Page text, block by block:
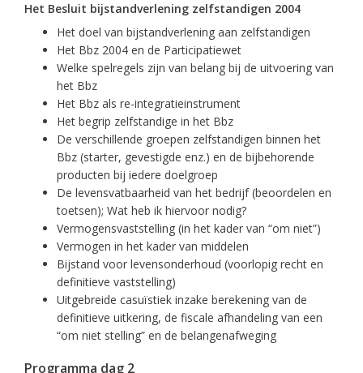
Het Besluit bijstandverlening zelfstandigen 2004
Het doel van bijstandverlening aan zelfstandigen
Het Bbz 2004 en de Participatiewet
Welke spelregels zijn van belang bij de uitvoering van
het Bbz
Het Bbz als re-integratieinstrument
Het begrip zelfstandige in het Bbz
De verschillende groepen zelfstandigen binnen het
Bbz (starter, gevestigde enz.) en de bijbehorende
producten bij iedere doelgroep
De levensvatbaarheid van het bedrijf (beoordelen en
toetsen); Wat heb ik hiervoor nodig?
Vermogensvaststelling (in het kader van “om niet”)
Vermogen in het kader van middelen
Bijstand voor levensonderhoud (voorlopig recht en
definitieve vaststelling)
Uitgebreide casuïstiek inzake berekening van de
definitieve uitkering, de fiscale afhandeling van een
“om niet stelling” en de belangenafweging
Programma dag 2